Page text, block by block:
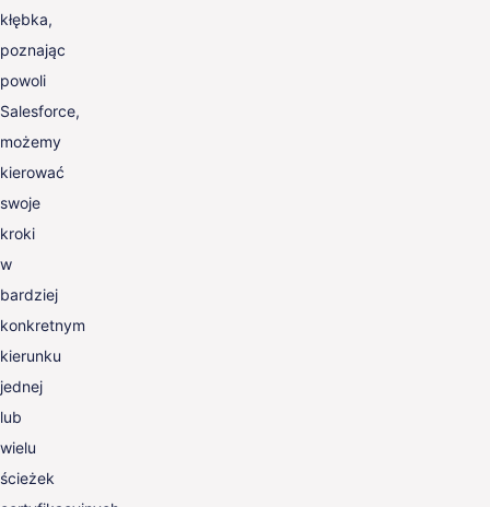
kłębka,
poznając
powoli
Salesforce,
możemy
kierować
swoje
kroki
w
bardziej
konkretnym
kierunku
jednej
lub
wielu
ścieżek